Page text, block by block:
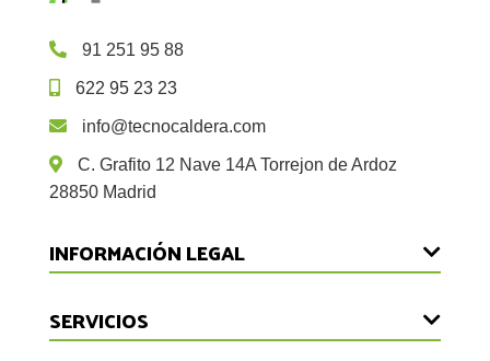
91 251 95 88
622 95 23 23
info@tecnocaldera.com
C. Grafito 12 Nave 14A Torrejon de Ardoz
28850 Madrid
INFORMACIÓN LEGAL
Aviso Legal
SERVICIOS